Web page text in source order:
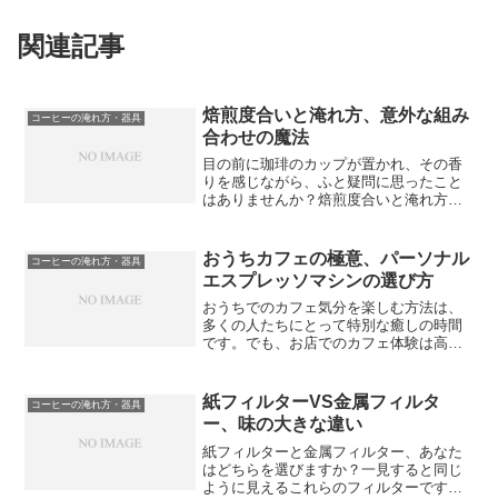
関連記事
コーヒーの淹れ方・器具
焙煎度合いと淹れ方、意外な組み
合わせの魔法
目の前に珈琲のカップが置かれ、その香
りを感じながら、ふと疑問に思ったこと
はありませんか？焙煎度合いと淹れ方、
コーヒーは多くの人々にとって、生活の
一部となりました。ただ単...
コーヒーの淹れ方・器具
おうちカフェの極意、パーソナル
エスプレッソマシンの選び方
おうちでのカフェ気分を楽しむ方法は、
多くの人たちにとって特別な癒しの時間
です。でも、お店でのカフェ体験は高い
ルエスプレッソマシンを使っておうちで
本格的なエスプレッソを楽...
コーヒーの淹れ方・器具
紙フィルターVS金属フィルタ
ー、味の大きな違い
紙フィルターと金属フィルター、あなた
はどちらを選びますか？一見すると同じ
ように見えるこれらのフィルターです